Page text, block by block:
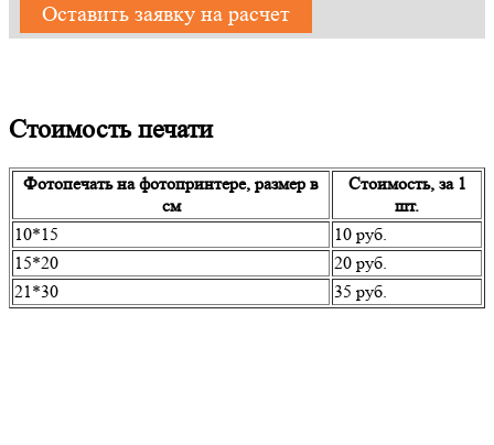
Оставить заявку на расчет
Стоимость печати
Фотопечать на фотопринтере, размер в
см
Стоимость, за 1
шт.
10*15
10 руб.
15*20
20 руб.
21*30
35 руб.